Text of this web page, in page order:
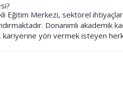
Eğitim Merkezi, sektörel
Donanımlı akademik
yön vermek isteyen